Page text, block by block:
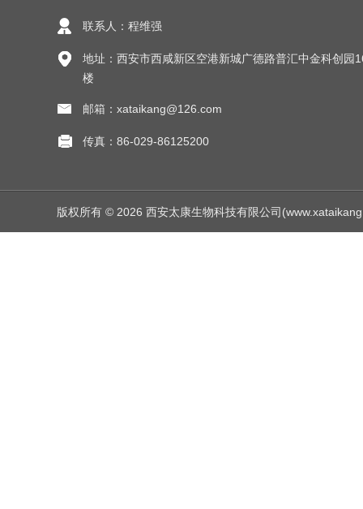
联系人：程维强
地址：西安市西咸新区空港新城广德路普汇中金科创园
楼
邮箱：xataikang@126.com
传真：86-029-86125200
版权所有 © 2026 西安太康生物科技有限公司